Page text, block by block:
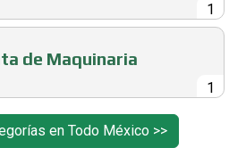
1
1
de Maquinaria
en Todo México >>